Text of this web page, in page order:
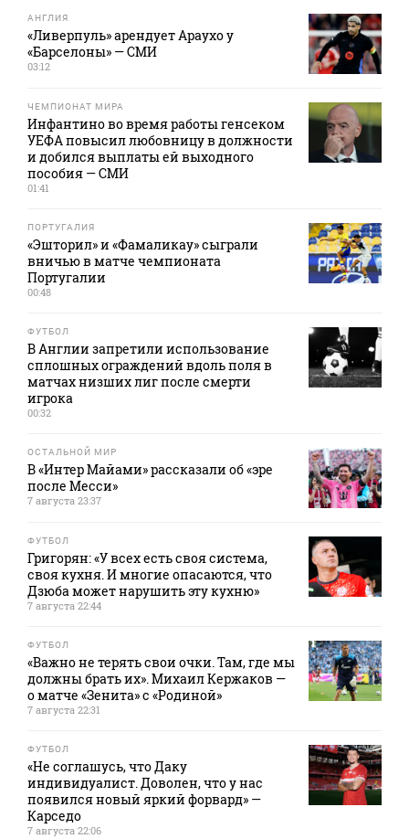
АНГЛИЯ
«Ливерпуль» арендует Араухо у
«Барселоны» — СМИ
03:12
ЧЕМПИОНАТ МИРА
Инфантино во время работы генсеком
УЕФА повысил любовницу в должности
и добился выплаты ей выходного
пособия — СМИ
01:41
ПОРТУГАЛИЯ
«Эшторил» и «Фамаликау» сыграли
вничью в матче чемпионата
Португалии
00:48
ФУТБОЛ
В Англии запретили использование
сплошных ограждений вдоль поля в
матчах низших лиг после смерти
игрока
00:32
ОСТАЛЬНОЙ МИР
В «Интер Майами» рассказали об «эре
после Месси»
7 августа 23:37
ФУТБОЛ
Григорян: «У всех есть своя система,
своя кухня. И многие опасаются, что
Дзюба может нарушить эту кухню»
7 августа 22:44
ФУТБОЛ
«Важно не терять свои очки. Там, где мы
должны брать их». Михаил Кержаков —
о матче «Зенита» с «Родиной»
7 августа 22:31
ФУТБОЛ
«Не соглашусь, что Даку
индивидуалист. Доволен, что у нас
появился новый яркий форвард» —
Карседо
7 августа 22:06